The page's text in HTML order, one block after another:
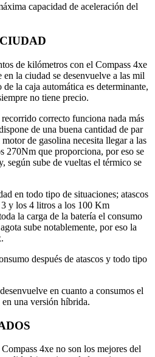
capacidad de aceleración del
de kilómetros con el Compass 4xe
la ciudad se desenvuelve a las mil
la caja automática es determinante,
no tiene precio.
correcto funciona nada más
de una buena cantidad de par
de gasolina necesita llegar a las
270Nm que proporciona, por eso se
según sube de vueltas el térmico se
en todo tipo de situaciones; atascos
y los 4 litros a los 100 Km
la carga de la batería el consumo
sube notablemente, por eso la
después de atascos y todo tipo
en cuanto a consumos el
una versión híbrida.
4xe no son los mejores del